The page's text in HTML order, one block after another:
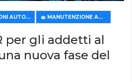
🚀 INNOVAZIONI AUTOMOBILISTICHE 🧽 MANUTENZIONE AUTO
per gli addetti al
nuova fase del